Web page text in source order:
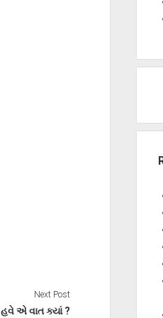
Next Post
હવે એ વાત ક્યાં ?